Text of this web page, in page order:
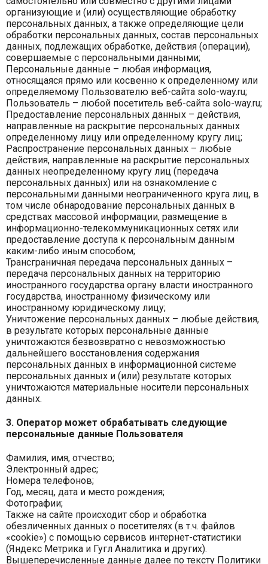
организующие и (или) осуществляющие обработку
персональных данных, а также определяющие цели
обработки персональных данных, состав персональных
данных, подлежащих обработке, действия (операции),
совершаемые с персональными данными;
Персональные данные – любая информация,
относящаяся прямо или косвенно к определенному или
определяемому Пользователю веб-сайта solo-way.ru;
Пользователь – любой посетитель веб-сайта solo-way.ru;
Предоставление персональных данных – действия,
направленные на раскрытие персональных данных
определенному лицу или определенному кругу лиц;
Распространение персональных данных – любые
действия, направленные на раскрытие персональных
данных неопределенному кругу лиц (передача
персональных данных) или на ознакомление с
персональными данными неограниченного круга лиц, в
том числе обнародование персональных данных в
средствах массовой информации, размещение в
информационно-телекоммуникационных сетях или
предоставление доступа к персональным данным
каким-либо иным способом;
Трансграничная передача персональных данных –
передача персональных данных на территорию
иностранного государства органу власти иностранного
государства, иностранному физическому или
иностранному юридическому лицу;
Уничтожение персональных данных – любые действия,
в результате которых персональные данные
уничтожаются безвозвратно с невозможностью
дальнейшего восстановления содержания
персональных данных в информационной системе
персональных данных и (или) результате которых
уничтожаются материальные носители персональных
данных.
3. Оператор может обрабатывать следующие
персональные данные Пользователя
Фамилия, имя, отчество;
Электронный адрес;
Номера телефонов;
Год, месяц, дата и место рождения;
Фотографии;
Также на сайте происходит сбор и обработка
обезличенных данных о посетителях (в т.ч. файлов
«cookie») с помощью сервисов интернет-статистики
(Яндекс Метрика и Гугл Аналитика и других).
Вышеперечисленные данные далее по тексту Политики